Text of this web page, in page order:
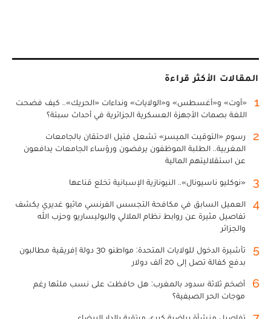
المقالات الأكثر قراءة
1
«أوت» و«أغسطس» و«الولايات» ونداءات «الحريك».. كيف فضحت
اللغة بصمات الأجهزة العسكرية الجزائرية في أحداث سبتة؟
2
رسوم «التوقيت الميسر» تشعل فتيل الاحتقان بالجامعات
المغربية.. الطلبة الموظفون يرفضون ورؤساء الجامعات يدافعون
عن استقلاليتهم المالية
3 «نوكليو ناسيونال».. النيونازية الإسبانية تخلع قناعها
4
العميل السابق في مكافحة التجسس الفرنسي ماثيو غديري يكشف
تفاصيل مثيرة عن روابط نظام الملالي والبوليساريو وحزب الله
والجزائر
5
تأشيرة الدخول للولايات المتحدة: مواطنو 30 دولة إفريقية مطالبون
بدفع كفالة تصل إلى 20 ألف دولار
6
أضخم ثلاثة سدود بالمغرب: هل حافظت على نسب ملئها رغم
موجات الحر الصيفية؟
تفاصيل منشأة رياضية كبرى مرتقبة بالدار البيضاء